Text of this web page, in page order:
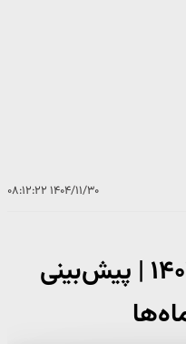
۱۴۰۴/۱۱/۳۰ ۰۸:۱۲:۲۲
فال روزانه ۳۰ بهمن ۱۴۰۴ | پیش‌بینی